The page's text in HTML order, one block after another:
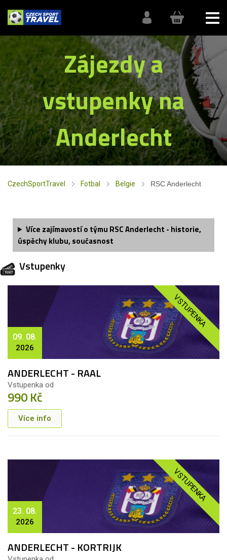
Zájezdy a
vstupenky na
Anderlecht
CzechSportTravel Fotbal Belgie RSC Anderlecht
Více zajímavostí o týmu RSC Anderlecht - historie,
úspěchy klubu, současnost
Vstupenky
VSTUPENKA
09. 08.
2026
ANDERLECHT - RAAL
Vstupenka od
990 Kč
Více info
VSTUPENKA
23. 08.
2026
ANDERLECHT - KORTRIJK